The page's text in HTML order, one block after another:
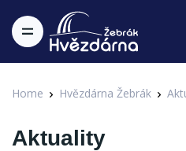
Home Hvězdárna Žebrák
Aktuality